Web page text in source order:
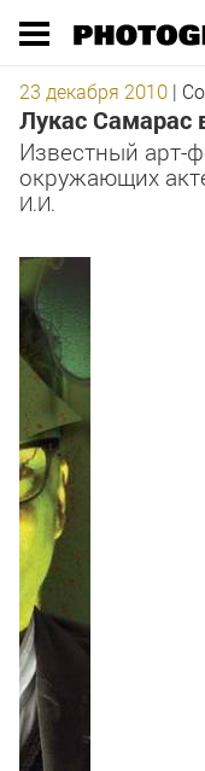
23 декабря 2010 |
Лукас Самарас
Известный арт-
окружающих
И.И.